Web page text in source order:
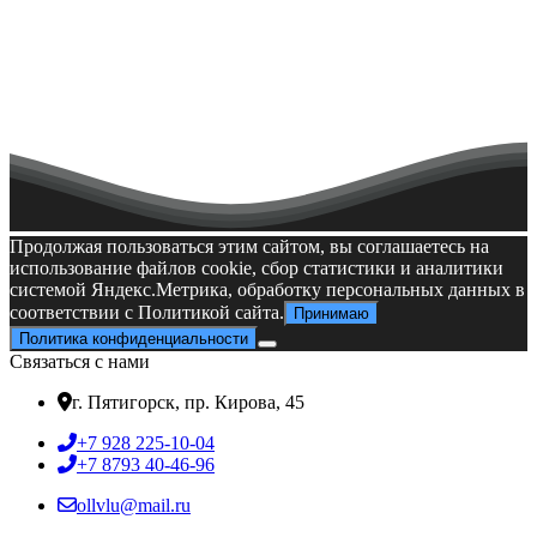
поддержку и помощь в организации такого замечательного
события! 🤝😊🎉
Мероприятия по профориентации День открытых дверей
Продолжая пользоваться этим сайтом, вы соглашаетесь на
использование файлов cookie, сбор статистики и аналитики
системой Яндекс.Метрика, обработку персональных данных в
соответствии с Политикой сайта.
Принимаю
Политика конфиденциальности
Связаться с нами
г. Пятигорск, пр. Кирова, 45
+7 928 225-10-04
+7 8793 40-46-96
ollvlu@mail.ru